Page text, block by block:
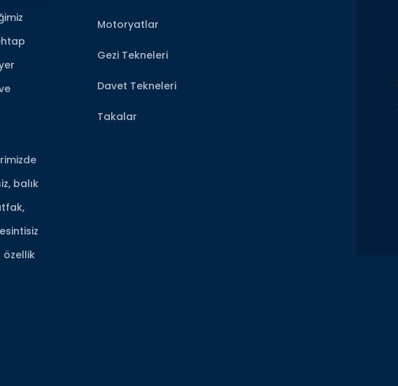
balık
özellik
Motoryatlar
Gezi Tekneleri
Davet Tekneleri
Takalar